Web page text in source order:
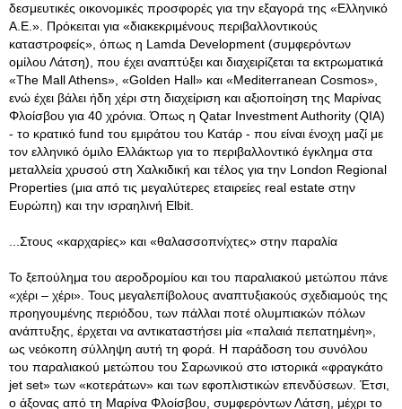
δεσμευτικές οικονομικές προσφορές για την εξαγορά της «Ελληνικό
Α.Ε.». Πρόκειται για «διακεκριμένους περιβαλλοντικούς
καταστροφείς», όπως η Lamda Development (συμφερόντων
ομίλου Λάτση), που έχει αναπτύξει και διαχειρίζεται τα εκτρωματικά
«The Mall Athens», «Golden Hall» και «Mediterranean Cosmos»,
ενώ έχει βάλει ήδη χέρι στη διαχείριση και αξιοποίηση της Μαρίνας
Φλοίσβου για 40 χρόνια. Όπως η Qatar Investment Authority (QIA)
- το κρατικό fund του εμιράτου του Κατάρ - που είναι ένοχη μαζί με
τον ελληνικό όμιλο Ελλάκτωρ για το περιβαλλοντικό έγκλημα στα
μεταλλεία χρυσού στη Χαλκιδική και τέλος για την London Regional
Properties (μια από τις μεγαλύτερες εταιρείες real estate στην
Ευρώπη) και την ισραηλινή Elbit.
...Στους «καρχαρίες» και «θαλασσοπνίχτες» στην παραλία
Το ξεπούλημα του αεροδρομίου και του παραλιακού μετώπου πάνε
«χέρι – χέρι». Τους μεγαλεπίβολους αναπτυξιακούς σχεδιαμούς της
προηγουμένης περιόδου, των πάλλαι ποτέ ολυμπιακών πόλων
ανάπτυξης, έρχεται να αντικαταστήσει μία «παλαιά πεπατημένη»,
ως νεόκοπη σύλληψη αυτή τη φορά. Η παράδοση του συνόλου
του παραλιακού μετώπου του Σαρωνικού στο ιστορικά «φραγκάτο
jet set» των «κοτεράτων» και των εφοπλιστικών επενδύσεων. Έτσι,
ο άξονας από τη Μαρίνα Φλοίσβου, συμφερόντων Λάτση, μέχρι το